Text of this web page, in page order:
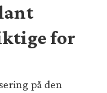
for
på den